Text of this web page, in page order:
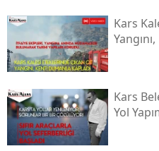
Kars
Kars
Yol